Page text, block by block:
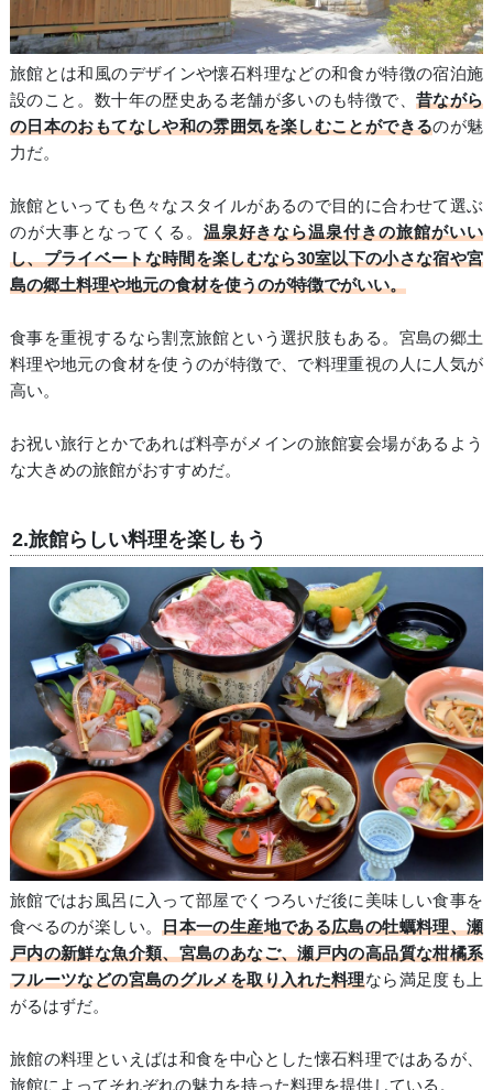
旅館とは和風のデザインや懐石料理などの和食が特徴の宿泊施
設のこと。数十年の歴史ある老舗が多いのも特徴で、 昔ながら
の日本のおもてなしや和の雰囲気を楽しむことができるのが魅
力だ。
旅館といっても色々なスタイルがあるので目的に合わせて選ぶ
のが大事となってくる。 温泉好きなら温泉付きの旅館がいい
し、プライベートな時間を楽しむなら30室以下の小さな宿や宮
島の郷土料理や地元の食材を使うのが特徴でがいい。
食事を重視するなら割烹旅館という選択肢もある。宮島の郷土
料理や地元の食材を使うのが特徴で、で料理重視の人に人気が
高い。
お祝い旅行とかであれば料亭がメインの旅館宴会場があるよう
な大きめの旅館がおすすめだ。
2.旅館らしい料理を楽しもう
旅館ではお風呂に入って部屋でくつろいだ後に美味しい食事を
食べるのが楽しい。日本一の生産地である広島の牡蠣料理、瀬
戸内の新鮮な魚介類、宮島のあなご、瀬戸内の高品質な柑橘系
フルーツなどの宮島のグルメを取り入れた料理なら満足度も上
がるはずだ。
旅館の料理といえばは和食を中心とした懐石料理ではあるが、
旅館によってそれぞれの魅力を持った料理を提供している。